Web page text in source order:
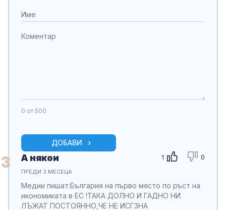
0 от 500
ДОБАВИ
3 1 0
А някои
ПРЕДИ 3 МЕСЕЦА
Медии пишат:България на първо място по ръст на
икономиката в ЕС !ТАКА ДОЛНО И ГАДНО НИ
ЛЪЖАТ ПОСТОЯННО,ЧЕ НЕ ИСГ3НА